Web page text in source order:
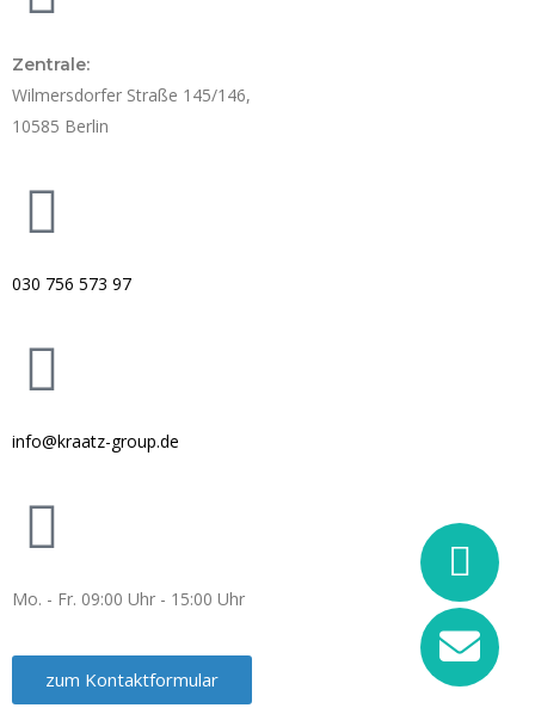
Zentrale:
Wilmersdorfer Straße 145/146,
10585 Berlin
030 756 573 97
info@kraatz-group.de
Mo. - Fr. 09:00 Uhr - 15:00 Uhr
zum Kontaktformular